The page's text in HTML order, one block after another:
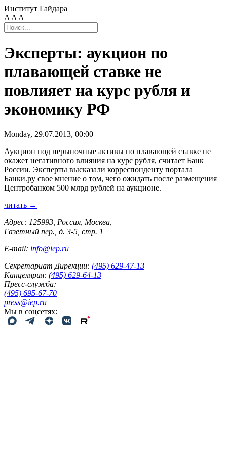
Институт Гайдара
A A A
Эксперты: аукцион по
плавающей ставке не
повлияет на курс рубля и
экономику РФ
Monday, 29.07.2013, 00:00
Аукцион под нерыночные активы по плавающей ставке не
окажет негативного влияния на курс рубля, считает Банк
России. Эксперты высказали корреспонденту портала
Банки.ру свое мнение о том, чего ожидать после размещения
Центробанком 500 млрд рублей на аукционе.
читать →
Адрес: 125993, Россия, Москва,
Газетный пер., д. 3-5, стр. 1
E-mail: info@iep.ru
Секретариат Дирекции: (495) 629-47-13
Канцелярия: (495) 629-64-13
Пресс-служба:
(495) 695-67-70
press@iep.ru
Мы в соцсетях: